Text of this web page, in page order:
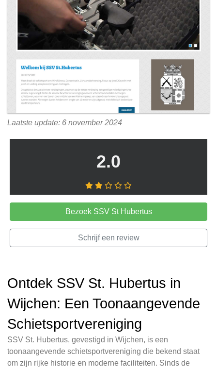
Laatste update: 6 november 2024
2.0
Bezoek SSV St Hubertus
Schrijf een review
Ontdek SSV St. Hubertus in
Wijchen: Een Toonaangevende
Schietsportvereniging
SSV St. Hubertus, gevestigd in Wijchen, is een
toonaangevende schietsportvereniging die bekend staat
om zijn rijke historie en moderne faciliteiten. Sinds de